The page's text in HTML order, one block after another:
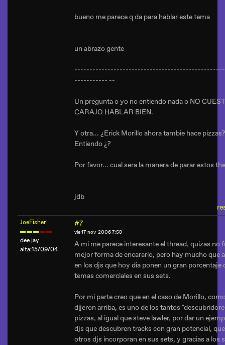
bueno me parece q da para hablar este tema
un abrazo gente
----------- --
Un pregunta o yo no entiendo nada o NO
CARAJO HABLAR BIEN.
Y otra... ¿Erick Morillo ahora tambie hace
Entiendo ¿?
Por favor... cual sera la manera de parar estos
jdb
JoeFisher
dee jay
alta:15/09/04
#7
vie 17-nov-2006 7:58
A mi me parece interesante el thread, quizas no
mejor forma de encararlo, pero hay mucho que
en los djs que hoy dia ponen un gran porcentaje
temas comerciales en sus sets.
Por mi parte creo que en el caso de Morillo,
dijeron arriba, es uno de los tantos
pizzas, al igual que steve lawler, por dar un
djs que descubren tracks con gran potencial,
otros djs incorporan en sus sets, y gracias a los